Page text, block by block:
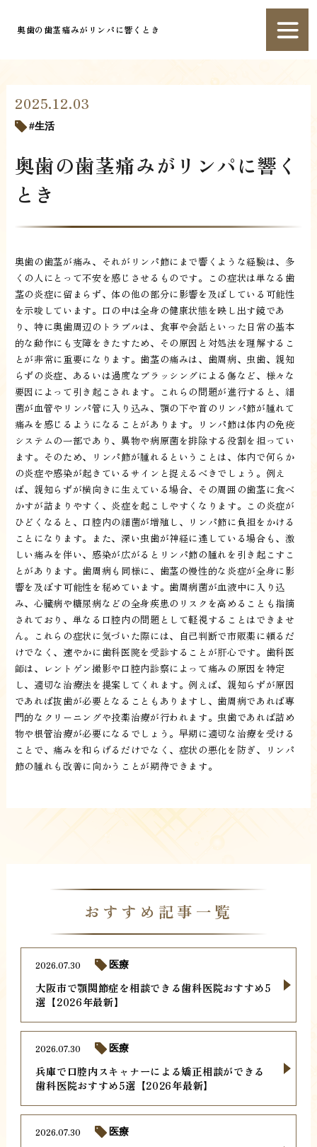
奥歯の歯茎痛みがリンパに響くとき
2025.12.03
生活
奥歯の歯茎痛みがリンパに響く
とき
奥歯の歯茎が痛み、それがリンパ節にまで響くような経験は、多
くの人にとって不安を感じさせるものです。この症状は単なる歯
茎の炎症に留まらず、体の他の部分に影響を及ぼしている可能性
を示唆しています。口の中は全身の健康状態を映し出す鏡であ
り、特に奥歯周辺のトラブルは、食事や会話といった日常の基本
的な動作にも支障をきたすため、その原因と対処法を理解するこ
とが非常に重要になります。歯茎の痛みは、歯周病、虫歯、親知
らずの炎症、あるいは過度なブラッシングによる傷など、様々な
要因によって引き起こされます。これらの問題が進行すると、細
菌が血管やリンパ管に入り込み、顎の下や首のリンパ節が腫れて
痛みを感じるようになることがあります。リンパ節は体内の免疫
システムの一部であり、異物や病原菌を排除する役割を担ってい
ます。そのため、リンパ節が腫れるということは、体内で何らか
の炎症や感染が起きているサインと捉えるべきでしょう。例え
ば、親知らずが横向きに生えている場合、その周囲の歯茎に食べ
かすが詰まりやすく、炎症を起こしやすくなります。この炎症が
ひどくなると、口腔内の細菌が増殖し、リンパ節に負担をかける
ことになります。また、深い虫歯が神経に達している場合も、激
しい痛みを伴い、感染が広がるとリンパ節の腫れを引き起こすこ
とがあります。歯周病も同様に、歯茎の慢性的な炎症が全身に影
響を及ぼす可能性を秘めています。歯周病菌が血液中に入り込
み、心臓病や糖尿病などの全身疾患のリスクを高めることも指摘
されており、単なる口腔内の問題として軽視することはできませ
ん。これらの症状に気づいた際には、自己判断で市販薬に頼るだ
けでなく、速やかに歯科医院を受診することが肝心です。歯科医
師は、レントゲン撮影や口腔内診察によって痛みの原因を特定
し、適切な治療法を提案してくれます。例えば、親知らずが原因
であれば抜歯が必要となることもありますし、歯周病であれば専
門的なクリーニングや投薬治療が行われます。虫歯であれば詰め
物や根管治療が必要になるでしょう。早期に適切な治療を受ける
ことで、痛みを和らげるだけでなく、症状の悪化を防ぎ、リンパ
節の腫れも改善に向かうことが期待できます。
おすすめ記事一覧
大阪市で顎関節症を相談できる歯科医院おすすめ5
選【2026年最新】
2026.07.30 医療
兵庫で口腔内スキャナーによる矯正相談ができる
歯科医院おすすめ5選【2026年最新】
2026.07.30 医療
2026.07.30 医療